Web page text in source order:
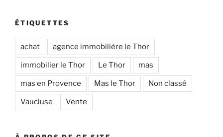
ÉTIQUETTES
achat agence immobilière le Thor
immobilier le Thor Le Thor mas
mas en Provence Mas le Thor Non classé
Vaucluse Vente